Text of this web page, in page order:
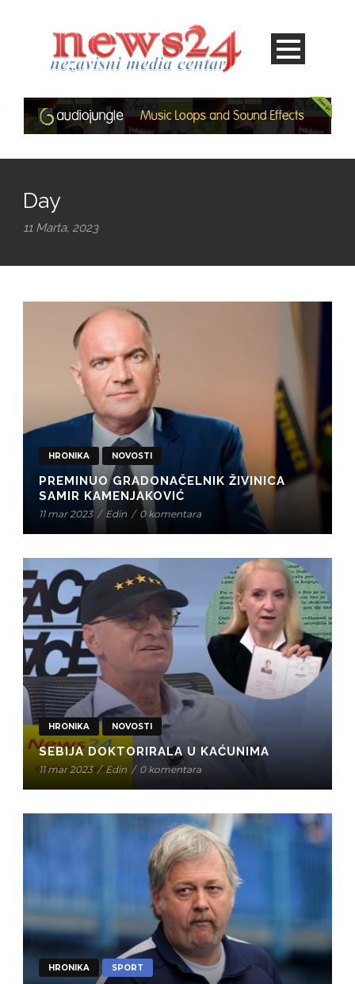
Day
11 Marta, 2023
HRONIKA NOVOSTI
PREMINUO GRADONAČELNIK ŽIVINICA
SAMIR KAMENJAKOVIĆ
11 mar 2023 / Edin / 0 komentara
HRONIKA NOVOSTI
SEBIJA DOKTORIRALA U KAĆUNIMA
11 mar 2023 / Edin / 0 komentara
HRONIKA SPORT